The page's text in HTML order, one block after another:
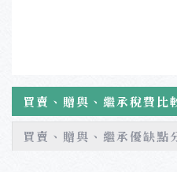
買賣、贈與、繼承稅費比
買賣、贈與、繼承優缺點